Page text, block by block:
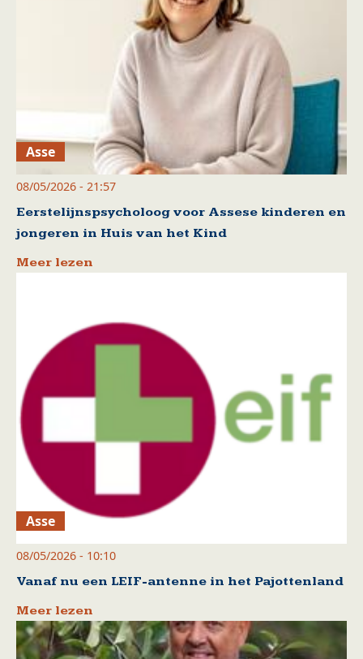
Asse
08/05/2026 - 21:57
Eerstelijnspsycholoog voor Assese kinderen en
jongeren in Huis van het Kind
Meer lezen
Asse
08/05/2026 - 10:10
Vanaf nu een LEIF-antenne in het Pajottenland
Meer lezen